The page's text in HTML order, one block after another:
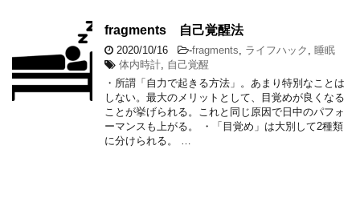
fragments 自己覚醒法
2020/10/16 -fragments ライフハック
睡眠
体内時計 自己覚醒
・所謂「自力で起きる方法」。あまり特別なことは
しない。最大のメリットとして、目覚めが良くなる
ことが挙げられる。これと同じ原因で日中のパフォ
ーマンスも上がる。 ・「目覚め」は大別して2種類
に分けられる。 …